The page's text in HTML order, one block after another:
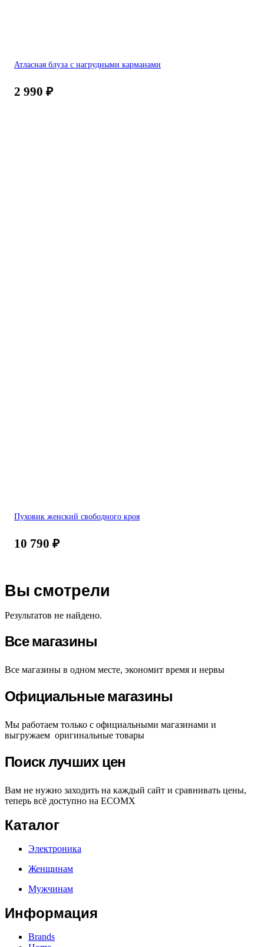
Атласная блуза с нагрудными карманами
2 990 ₽
Пуховик женский свободного кроя
10 790 ₽
Вы смотрели
Результатов не найдено.
Все магазины
Все магазины в одном месте, экономит время и нервы
Официальные магазины
Мы работаем только с официальными магазинами и
выгружаем оригинальные товары
Поиск лучших цен
Вам не нужно заходить на каждый сайт и сравнивать цены,
теперь всё доступно на ECOMX
Каталог
Электроника
Женщинам
Мужчинам
Информация
Brands